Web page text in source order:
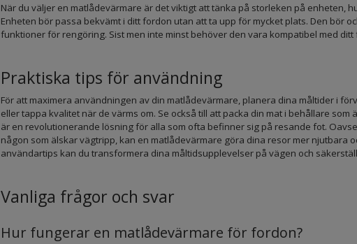
När du väljer en matlådevärmare är det viktigt att tänka på storleken på enheten,
Enheten bör passa bekvämt i ditt fordon utan att ta upp för mycket plats. Den bör
funktioner för rengöring. Sist men inte minst behöver den vara kompatibel med ditt
Praktiska tips för användning
För att maximera användningen av din matlådevärmare, planera dina måltider i
eller tappa kvalitet när de värms om. Se också till att packa din mat i behållare
är en revolutionerande lösning för alla som ofta befinner sig på resande fot.
någon som älskar vägtripp, kan en matlådevärmare göra dina resor mer njutbara
användartips kan du transformera dina måltidsupplevelser på vägen och
Vanliga frågor och svar
Hur fungerar en matlådevärmare för fordon?